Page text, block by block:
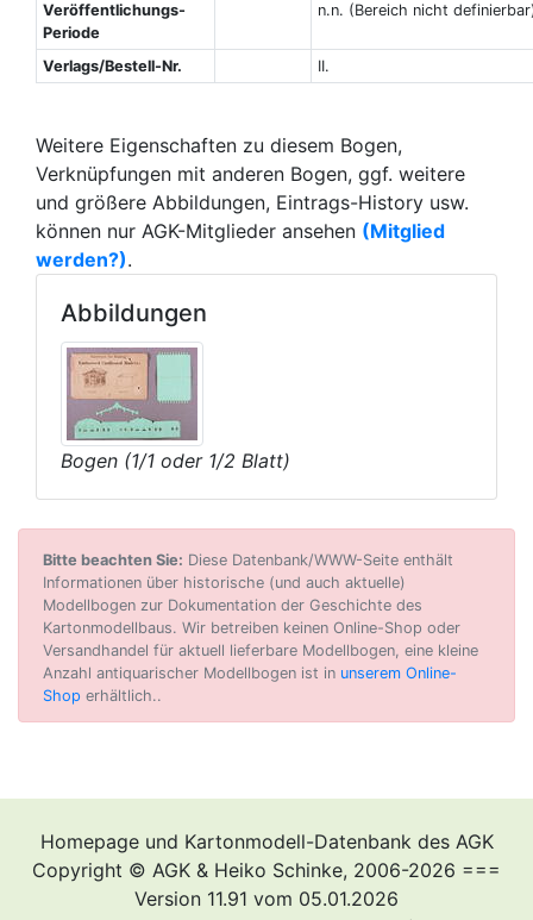
Veröffentlichungs-
Periode
n.n. (Bereich nicht
Verlags/Bestell-Nr. II.
Weitere Eigenschaften zu diesem Bogen,
Verknüpfungen mit anderen Bogen, ggf. weitere
und größere Abbildungen, Eintrags-History usw.
können nur AGK-Mitglieder ansehen (Mitglied
werden?).
Abbildungen
Bogen (1/1 oder 1/2 Blatt)
Bitte beachten Sie: Diese Datenbank/WWW-Seite enthält
Informationen über historische (und auch aktuelle)
Modellbogen zur Dokumentation der Geschichte des
Kartonmodellbaus. Wir betreiben keinen Online-Shop oder
Versandhandel für aktuell lieferbare Modellbogen, eine kleine
Anzahl antiquarischer Modellbogen ist in unserem Online-
Shop erhältlich..
Homepage und Kartonmodell-Datenbank des AGK
Copyright © AGK & Heiko Schinke, 2006-2026 ===
Version 11.91 vom 05.01.2026